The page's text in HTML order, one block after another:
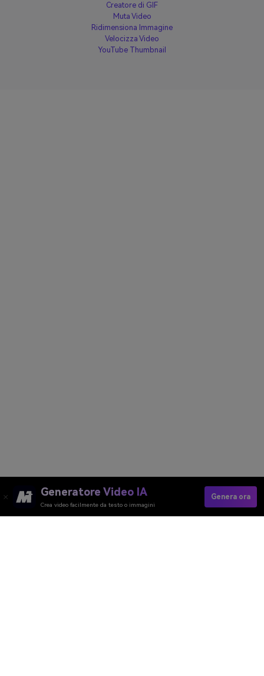
Creatore di GIF
Muta Video
Ridimensiona Immagine
Velocizza Video
YouTube Thumbnail
Generatore Video IA
Crea video facilmente da testo o immagini
Genera ora